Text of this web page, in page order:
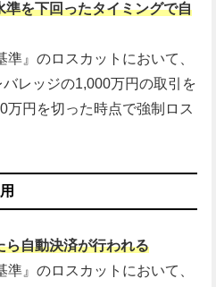
を下回ったタイミングで自
』のロスカットにおいて、
レッジの1,000万円の取引を
万円を切った時点で強制ロス
ら自動決済が行われる
』のロスカットにおいて、